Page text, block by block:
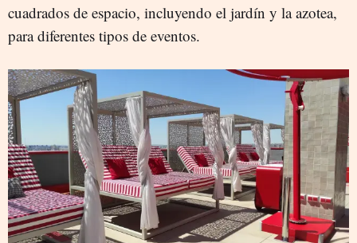
cuadrados de espacio, incluyendo el jardín y la azotea,
para diferentes tipos de eventos.